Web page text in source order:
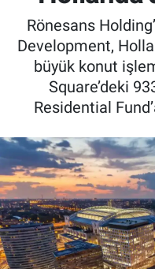
Rönesans
Development,
büyük konut
Square’deki
Residential